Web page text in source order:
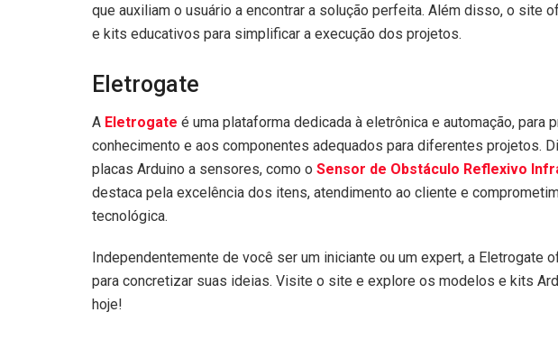
que auxiliam o usuário a encontrar a solução perfeita. Além disso, o site
e kits educativos para simplificar a execução dos projetos.
Eletrogate
A Eletrogate é uma plataforma dedicada à eletrônica e automação, para
conhecimento e aos componentes adequados para diferentes projetos.
placas Arduino a sensores, como o Sensor de Obstáculo Reflexivo
destaca pela excelência dos itens, atendimento ao cliente e
tecnológica.
Independentemente de você ser um iniciante ou um expert, a Eletrogate
para concretizar suas ideias. Visite o site e explore os modelos e kits
hoje!